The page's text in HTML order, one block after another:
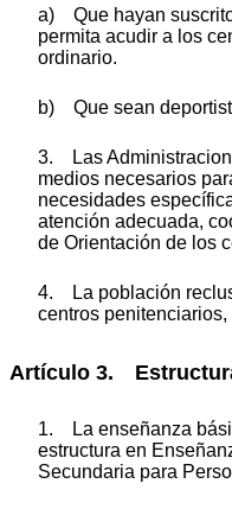
a) Que hayan
permita acudir a los
ordinario.
b) Que sean
3. Las
medios necesarios
necesidades
atención adecuada,
de Orientación de los
4. La población
centros
Artículo 3.
1. La enseñanza
estructura en
Secundaria para